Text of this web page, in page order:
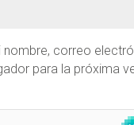
nombre, correo
para la próxima